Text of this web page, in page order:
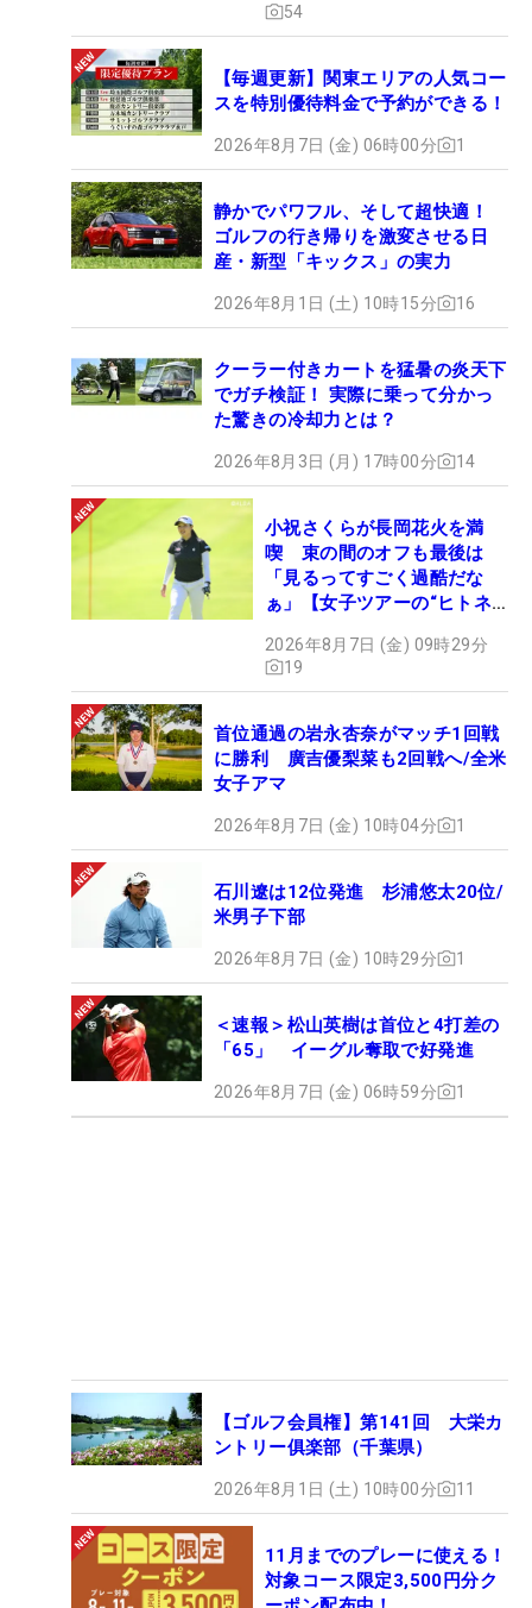
54
【毎週更新】関東エリアの人気コー
スを特別優待料金で予約ができる！
2026年8月7日 (金) 06時00分 1
静かでパワフル、そして超快適！
ゴルフの行き帰りを激変させる日
産・新型「キックス」の実力
2026年8月1日 (土) 10時15分 16
クーラー付きカートを猛暑の炎天下
でガチ検証！ 実際に乗って分かっ
た驚きの冷却力とは？
2026年8月3日 (月) 17時00分 14
小祝さくらが長岡花火を満
喫 束の間のオフも最後は
「見るってすごく過酷だな
ぁ」【女子ツアーの“ヒトネ
2026年8月7日 (金) 09時29分
19
首位通過の岩永杏奈がマッチ1回戦
に勝利 廣吉優梨菜も2回戦へ/全米
女子アマ
2026年8月7日 (金) 10時04分 1
石川遼は12位発進 杉浦悠太20位/
米男子下部
2026年8月7日 (金) 10時29分 1
＜速報＞松山英樹は首位と4打差の
「65」 イーグル奪取で好発進
2026年8月7日 (金) 06時59分 1
【ゴルフ会員権】第141回 大栄カ
ントリー俱楽部（千葉県）
2026年8月1日 (土) 10時00分 11
11月までのプレーに使える！
対象コース限定3,500円分ク